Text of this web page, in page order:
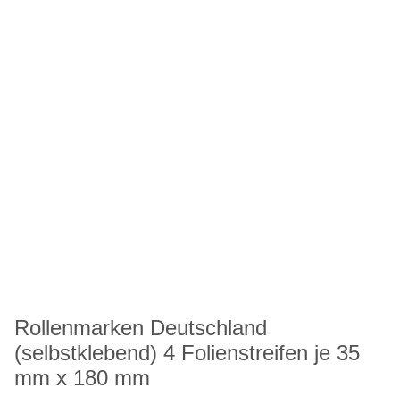
Rollenmarken Deutschland
(selbstklebend) 4 Folienstreifen je 35
mm x 180 mm